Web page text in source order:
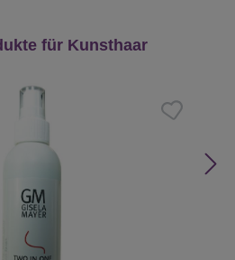
für Kunsthaar